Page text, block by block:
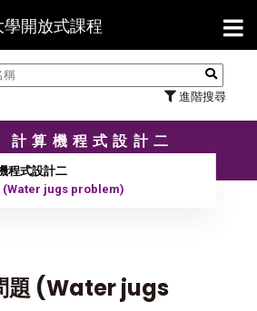
學開放式課程
進階搜尋
【7/
算機程式設計二
程式設計二
(Water jugs problem)
題 (Water jugs